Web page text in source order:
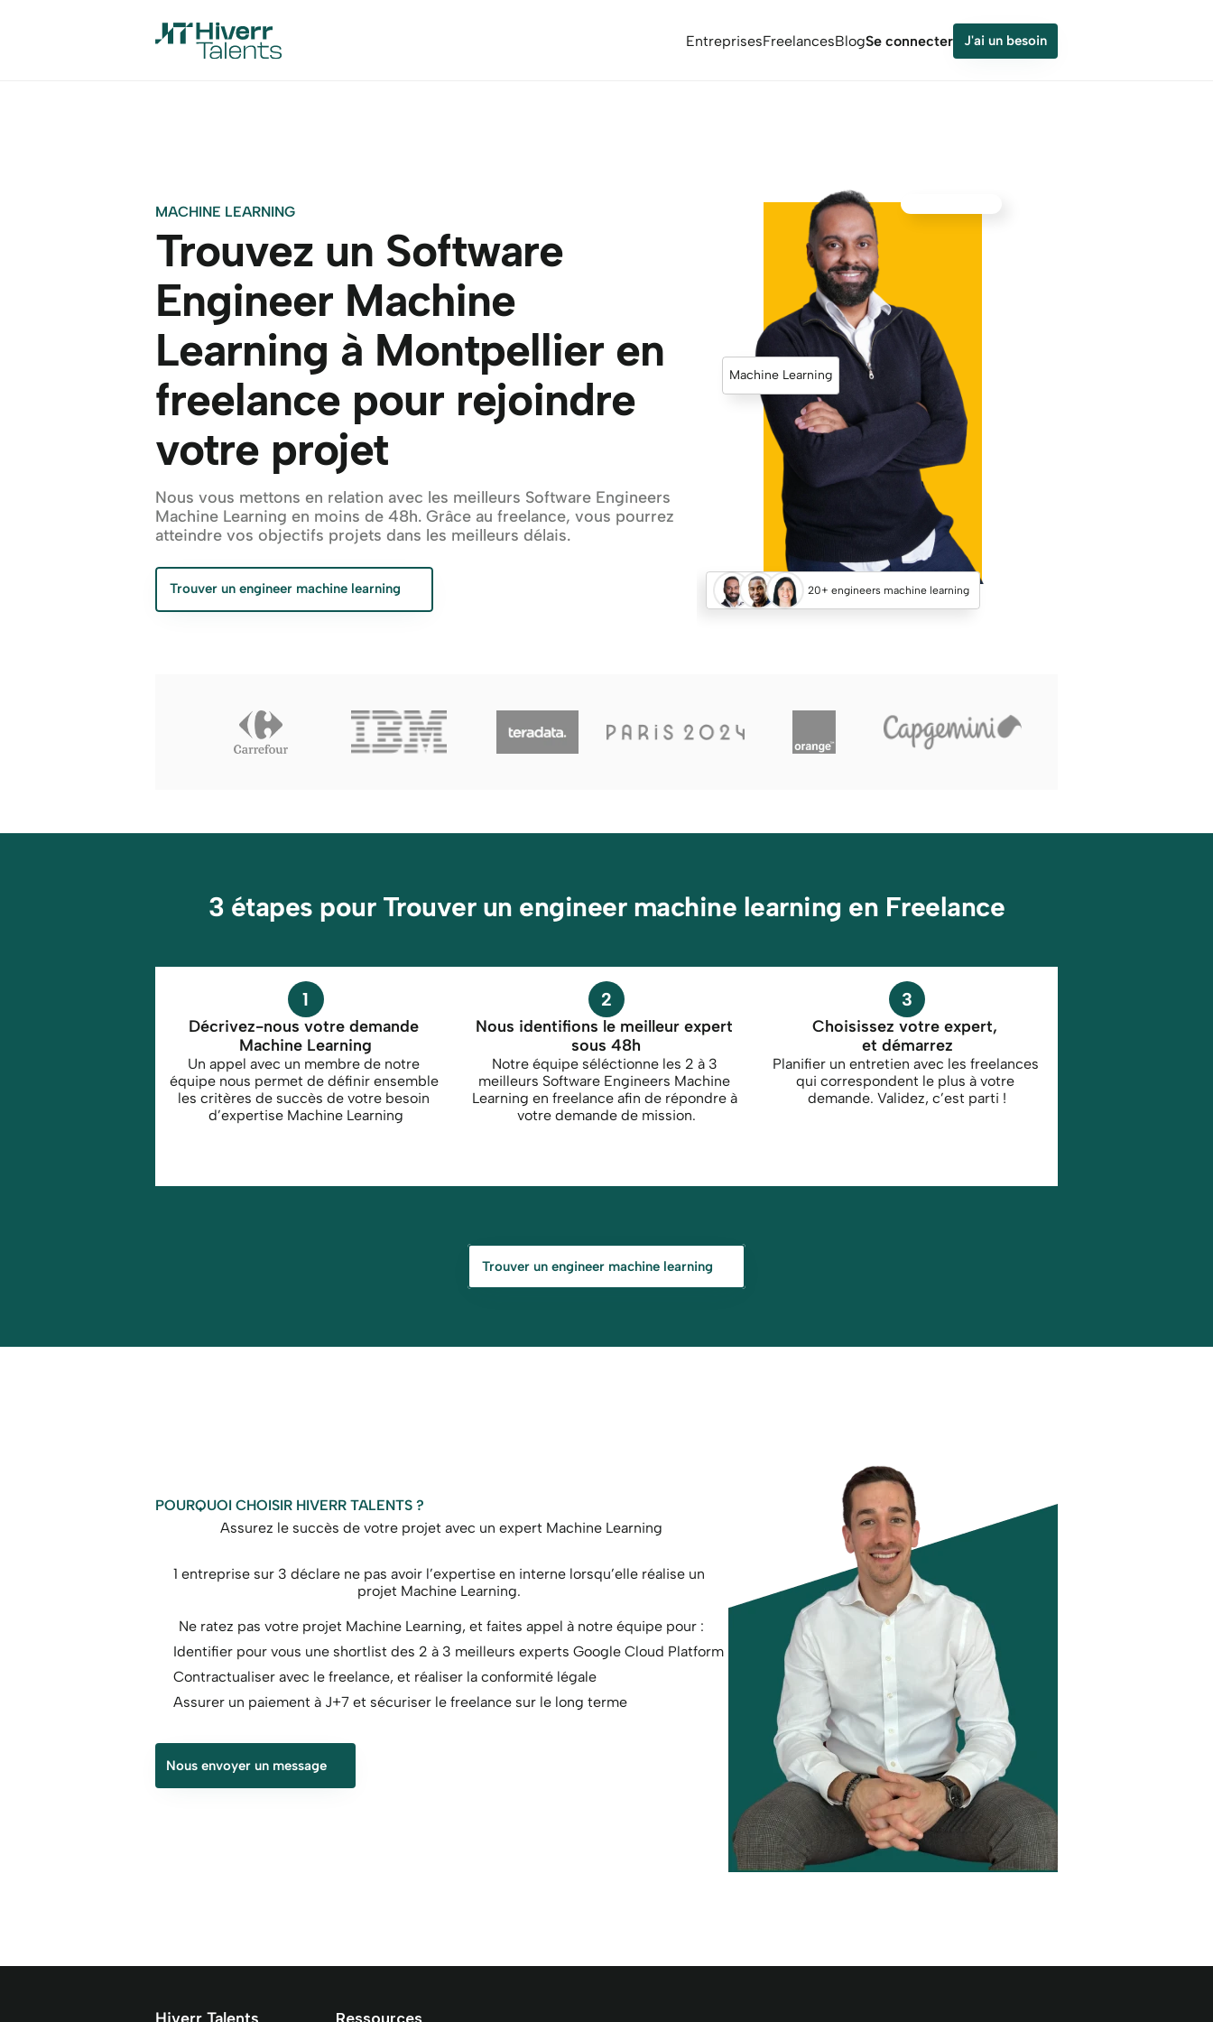
EntreprisesFreelancesBlogSe connecter J'ai un besoin
MACHINE LEARNING
Trouvez un Software
Engineer Machine
Learning à Montpellier en
freelance pour rejoindre
votre projet
Nous vous mettons en relation avec les meilleurs Software Engineers
Machine Learning en moins de 48h. Grâce au freelance, vous pourrez
atteindre vos objectifs projets dans les meilleurs délais.
Trouver un engineer machine learning
Machine Learning
20+ engineers machine learning
3 étapes pour Trouver un engineer machine learning en Freelance
1
Décrivez-nous votre demande
Machine Learning
Un appel avec un membre de notre
équipe nous permet de définir ensemble
les critères de succès de votre besoin
d’expertise Machine Learning
2
Nous identifions le meilleur expert
sous 48h
Notre équipe séléctionne les 2 à 3
meilleurs Software Engineers Machine
Learning en freelance afin de répondre à
votre demande de mission.
3
Choisissez votre expert,
et démarrez
Planifier un entretien avec les freelances
qui correspondent le plus à votre
demande. Validez, c’est parti !
Trouver un engineer machine learning
POURQUOI CHOISIR HIVERR TALENTS ?
Assurez le succès de votre projet avec un expert Machine Learning
1 entreprise sur 3 déclare ne pas avoir l’expertise en interne lorsqu’elle réalise un
projet Machine Learning.
Ne ratez pas votre projet Machine Learning, et faites appel à notre équipe pour :
Identifier pour vous une shortlist des 2 à 3 meilleurs experts Google Cloud Platform
Contractualiser avec le freelance, et réaliser la conformité légale
Assurer un paiement à J+7 et sécuriser le freelance sur le long terme
Nous envoyer un message
Ressources